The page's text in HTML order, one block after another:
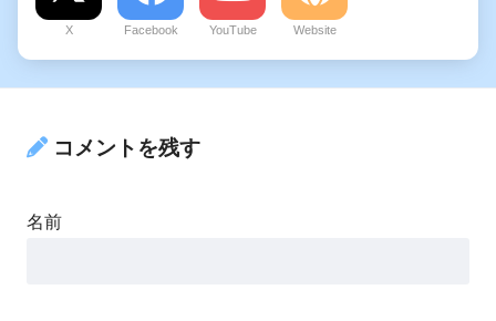
X Facebook YouTube Website
コメントを残す
名前